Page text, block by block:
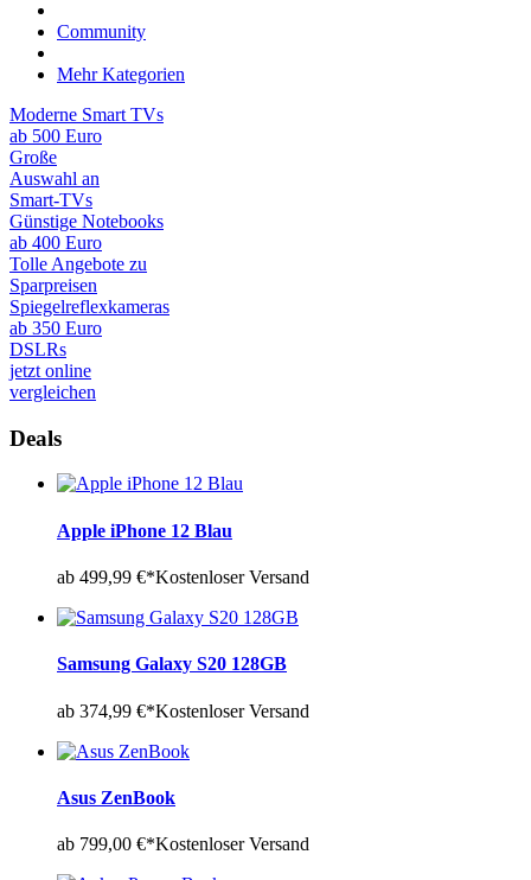
Community
Mehr Kategorien
Moderne Smart TVs
ab 500 Euro
Große
Auswahl an
Smart-TVs
Günstige Notebooks
ab 400 Euro
Tolle Angebote zu
Sparpreisen
Spiegelreflexkameras
ab 350 Euro
DSLRs
jetzt online
vergleichen
Deals
Apple iPhone 12 Blau
ab 499,99 €*Kostenloser Versand
Samsung Galaxy S20 128GB
ab 374,99 €*Kostenloser Versand
Asus ZenBook
ab 799,00 €*Kostenloser Versand